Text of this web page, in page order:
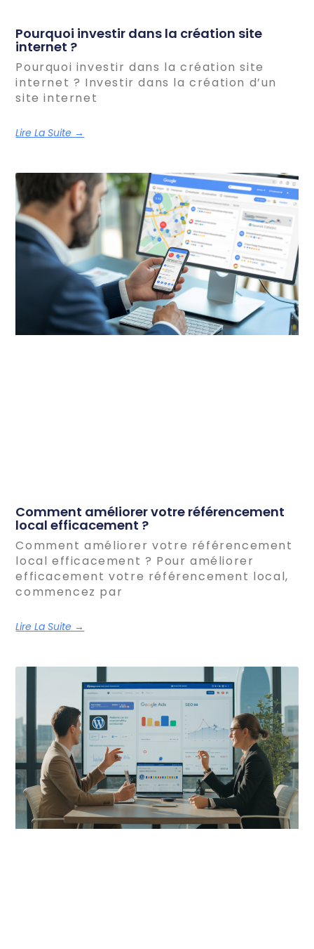
Pourquoi investir dans la création site
internet ?
Pourquoi investir dans la création site
internet ? Investir dans la création d’un
site internet
Lire La Suite →
Comment améliorer votre référencement
local efficacement ?
Comment améliorer votre référencement
local efficacement ? Pour améliorer
efficacement votre référencement local,
commencez par
Lire La Suite →